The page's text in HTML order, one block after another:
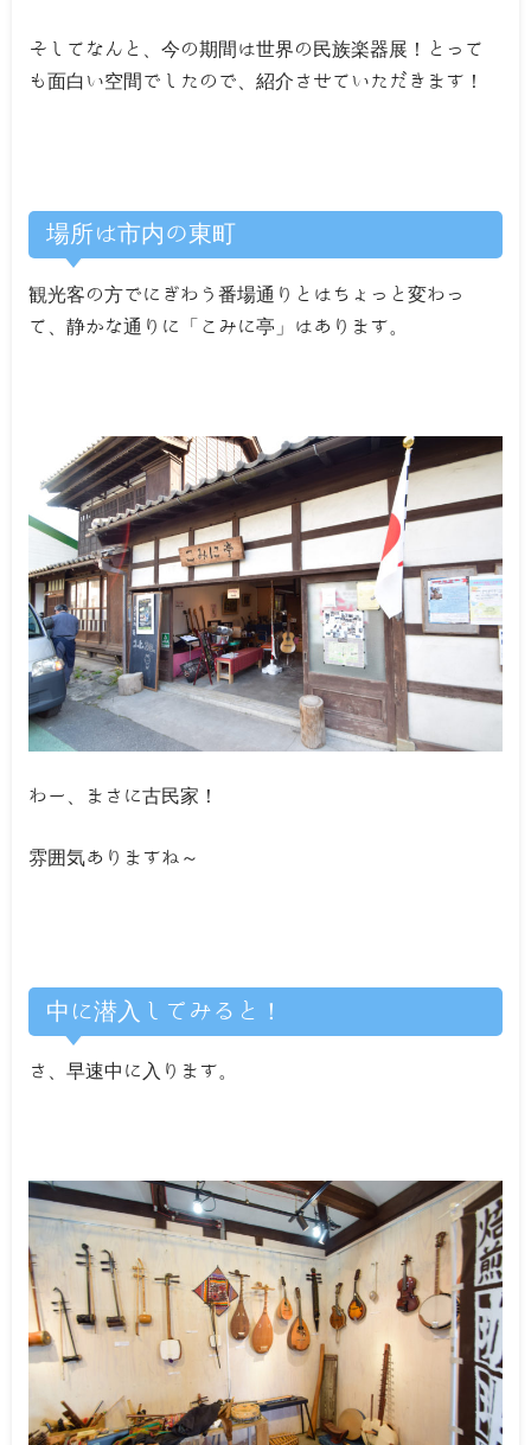
そしてなんと、今の期間は世界の民族楽器展！とって
も面白い空間でしたので、紹介させていただきます！
場所は市内の東町
観光客の方でにぎわう番場通りとはちょっと変わっ
て、静かな通りに「こみに亭」はあります。
わー、まさに古民家！
雰囲気ありますね～
中に潜入してみると！
さ、早速中に入ります。